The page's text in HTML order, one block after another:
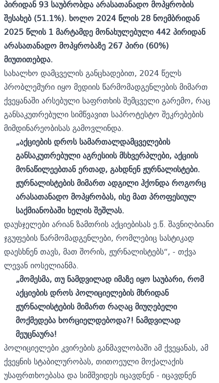
პირიდან 93 საუბრობდა არასათანადომოპყრობის
შესახებ (51.1%). ხოლო 2024 წლის 28 ნოემბრიდან
2025 წლის 1 მარტამდემონახულებული 442 პირიდან
არასათანადო მოპყრობაზე 267 პირი (60%)
მიუთითებდა.
სახალხო დამცველის განცხადებით, 2024 წელს
პრობლემური იყო მედიის წარმომადგენლების მიმართ
ქვეყანაში არსებული საფრთხის შემცველი გარემო, რაც
განსაკუთრებული სიმწვავით საპროტესტო შეკრებების
მიმდინარეობისას გამოვლინდა.
„აქციების დროს სამართალდამცველების
განსაკუთრებული აგრესიის მსხვერპლები, აქციის
მონაწილეებთან ერთად, გახდნენჟურნალისტები.
ჟურნალისტების მიმართ ადგილი ჰქონდა როგორც
არასათანადომოპყრობას, ისე მათ პროფესიულ
საქმიანობაში ხელის შეშლას.
დაუსჯელები არიან ზამთრის აქციებისას ე.წ. შავნიღბიანი
ჯგუფების წარმომადგენლები, რომლებიც სასტიკად
დაესხნენ თავს, მათ შორის, ჟურნალისტებს“, - თქვა
ლევან იოსელიანმა.
„მომესმა, თუ ნამდვილად იმაზე იყო საუბარი, რომ
აქციების დროს პოლიციელების მხრიდან
ჟურნალისტების მიმართ რაღაც მიუღებელი
მოქმედება ხორციელდებოდა?! ნამდვილად
მეუცნაურა!
პოლიციელები კვირების განმავლობაში ამ ქვეყანას, ამ
ქვეყნის სტაბილურობას, თითოეული მოქალაქის
უსაფრთხოებასა და სიმშვიდეს იცავდნენ - იცავდნენ